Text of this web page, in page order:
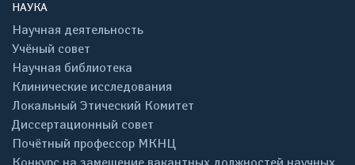
НАУКА
Научная деятельность
Учёный совет
Научная библиотека
Клинические исследования
Локальный Этический Комитет
Диссертационный совет
Почётный профессор МКНЦ